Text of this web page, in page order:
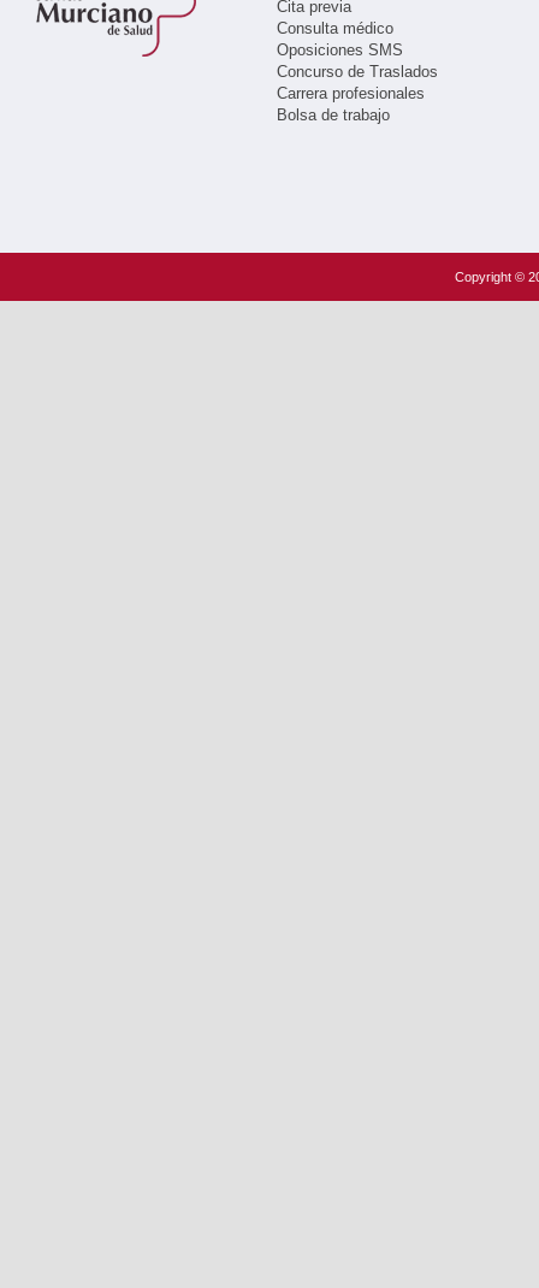
Cita previa
Consulta médico
Oposiciones SMS
Concurso de Traslados
Carrera profesionales
Bolsa de trabajo
Copyright ©